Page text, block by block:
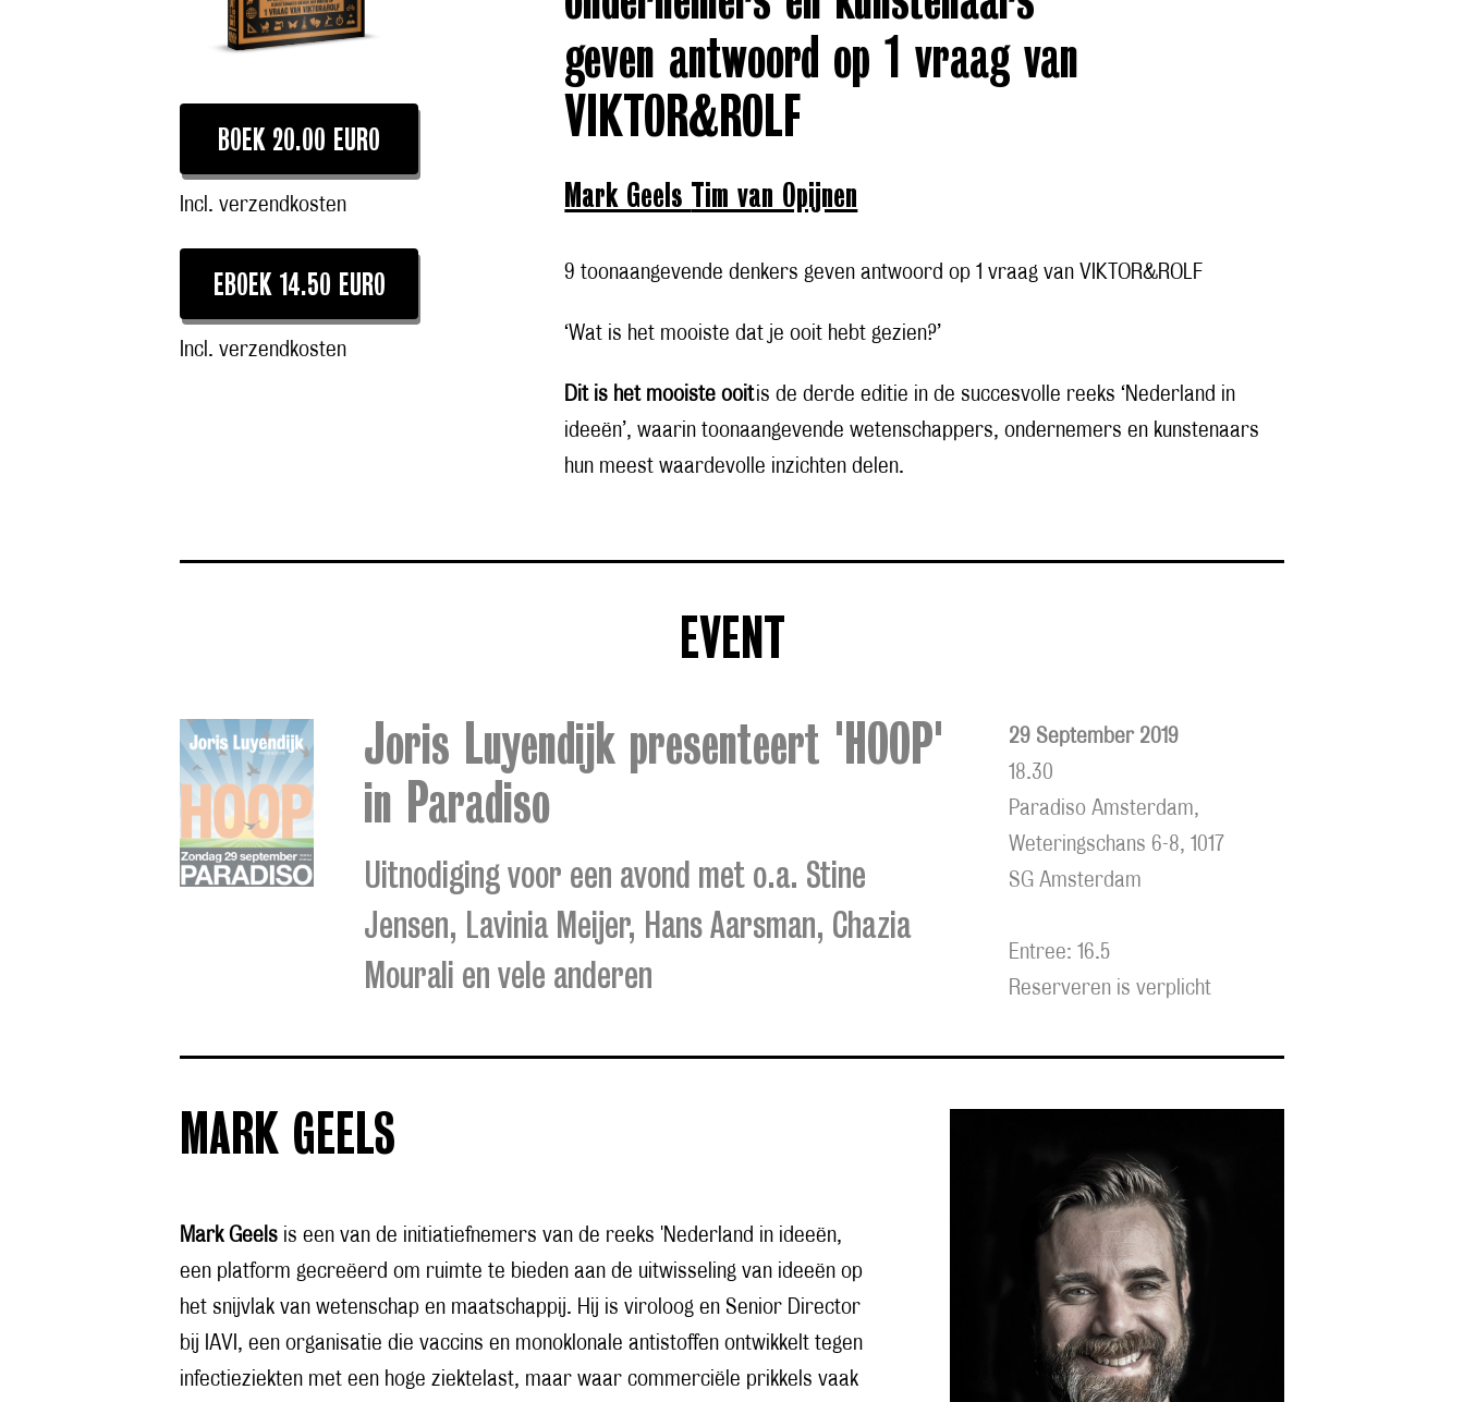
BOEK 20.00 EURO
Incl. verzendkosten
EBOEK 14.50 EURO
Incl. verzendkosten
geven antwoord op 1 vraag van
VIKTOR&ROLF
Mark Geels Tim van Opijnen
9 toonaangevende denkers geven antwoord op 1 vraag van VIKTOR&ROLF
‘Wat is het mooiste dat je ooit hebt gezien?’
Dit is het mooiste ooitis de derde editie in de succesvolle reeks ‘Nederland in
ideeën’, waarin toonaangevende wetenschappers, ondernemers en kunstenaars
hun meest waardevolle inzichten delen.
EVENT
Joris Luyendijk presenteert 'HOOP'
in Paradiso
Uitnodiging voor een avond met o.a. Stine
Jensen, Lavinia Meijer, Hans Aarsman, Chazia
Mourali en vele anderen
29 September 2019
18.30
Paradiso Amsterdam,
Weteringschans 6-8, 1017
SG Amsterdam
Entree: 16.5
Reserveren is verplicht
MARK GEELS
Mark Geels is een van de initiatiefnemers van de reeks 'Nederland in ideeën,
een platform gecreëerd om ruimte te bieden aan de uitwisseling van ideeën op
het snijvlak van wetenschap en maatschappij. Hij is viroloog en Senior Director
bij IAVI, een organisatie die vaccins en monoklonale antistoffen ontwikkelt tegen
infectieziekten met een hoge ziektelast, maar waar commerciële prikkels vaak